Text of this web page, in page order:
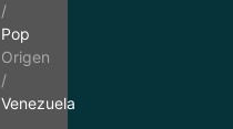
/
Pop
Origen
/
Venezuela